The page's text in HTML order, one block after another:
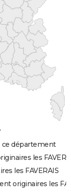
ce département
les
les FAVERAIS
originaires les